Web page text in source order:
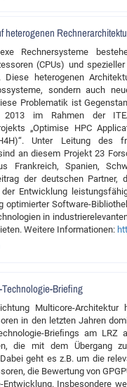
heterogenen
Rechnersysteme
(CPUs) und
Diese heterogenen
sondern auch
Problematik ist
2013 im Rahmen der
„Optimise HPC
Unter Leitung des
an diesem Projekt 23
Frankreich, Spanien,
der deutschen Partner,
Entwicklung
optimierter Software-
in
Weitere Informationen:
Briefing
Multicore-Architektur
in den letzten Jahren
Brieﬁngs am
die mit dem Übergang
geht es z.B. um die
die Bewertung von
Insbesondere